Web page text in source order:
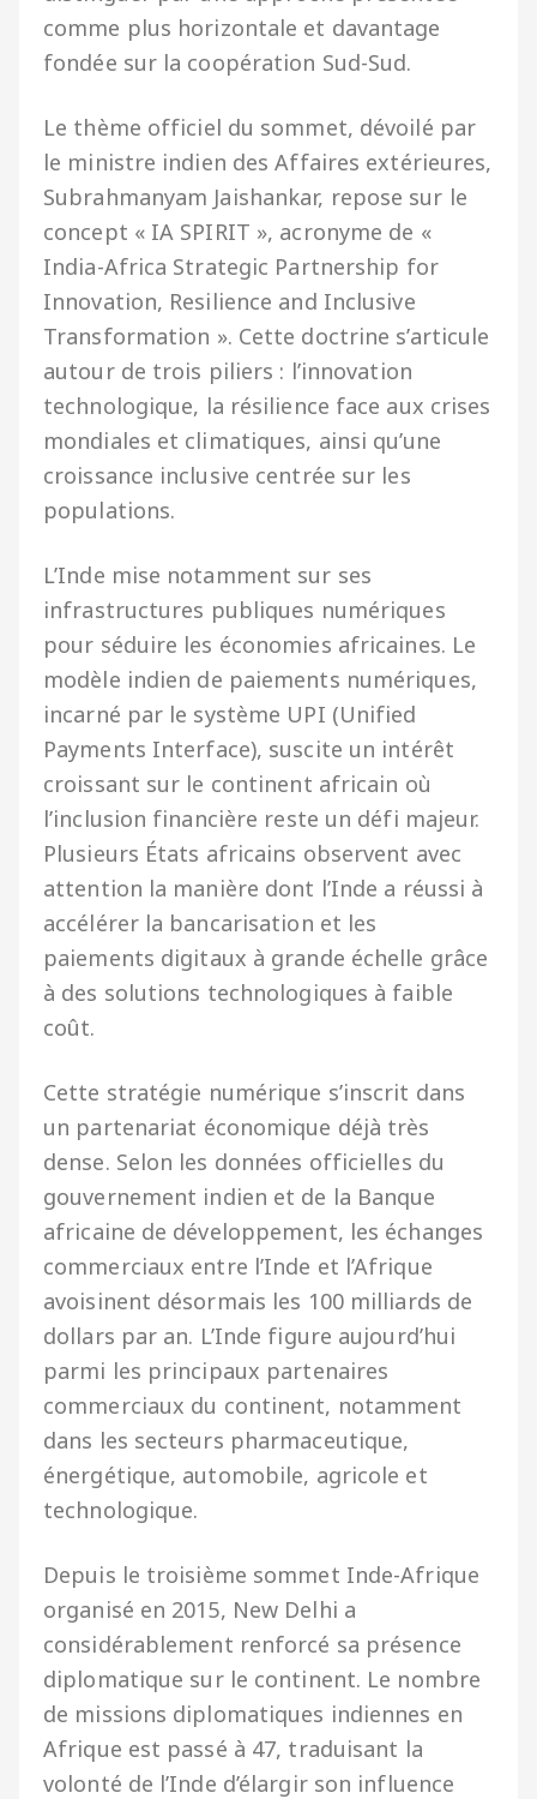
comme plus horizontale et davantage
fondée sur la coopération Sud-Sud.
Le thème officiel du sommet, dévoilé par
le ministre indien des Affaires extérieures,
Subrahmanyam Jaishankar, repose sur le
concept « IA SPIRIT », acronyme de «
India-Africa Strategic Partnership for
Innovation, Resilience and Inclusive
Transformation ». Cette doctrine s’articule
autour de trois piliers : l’innovation
technologique, la résilience face aux crises
mondiales et climatiques, ainsi qu’une
croissance inclusive centrée sur les
populations.
L’Inde mise notamment sur ses
infrastructures publiques numériques
pour séduire les économies africaines. Le
modèle indien de paiements numériques,
incarné par le système UPI (Unified
Payments Interface), suscite un intérêt
croissant sur le continent africain où
l’inclusion financière reste un défi majeur.
Plusieurs États africains observent avec
attention la manière dont l’Inde a réussi à
accélérer la bancarisation et les
paiements digitaux à grande échelle grâce
à des solutions technologiques à faible
coût.
Cette stratégie numérique s’inscrit dans
un partenariat économique déjà très
dense. Selon les données officielles du
gouvernement indien et de la Banque
africaine de développement, les échanges
commerciaux entre l’Inde et l’Afrique
avoisinent désormais les 100 milliards de
dollars par an. L’Inde figure aujourd’hui
parmi les principaux partenaires
commerciaux du continent, notamment
dans les secteurs pharmaceutique,
énergétique, automobile, agricole et
technologique.
Depuis le troisième sommet Inde-Afrique
organisé en 2015, New Delhi a
considérablement renforcé sa présence
diplomatique sur le continent. Le nombre
de missions diplomatiques indiennes en
Afrique est passé à 47, traduisant la
volonté de l’Inde d’élargir son influence